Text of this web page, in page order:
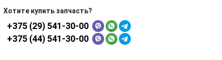
Хотите купить запчасть?
+375 (29) 541-30-00
+375 (44) 541-30-00